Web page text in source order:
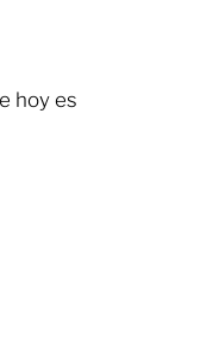
hoy es